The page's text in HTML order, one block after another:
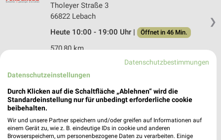
❯
Tholeyer Straße 3
66822 Lebach
Heute 10:00 - 19:00 Uhr |
Öffnet in 46 Min.
570,80 km
Matratzen Concord Lebach
Heeresstraße 10
66822 Lebach
571,84 km
Datenschutzbestimmungen
Datenschutzeinstellungen
Durch Klicken auf die Schaltfläche „Ablehnen“ wird die
Standardeinstellung nur für unbedingt erforderliche cookie
beibehalten.
Wir und unsere Partner speichern und/oder greifen auf Informationen auf
einem Gerät zu, wie z. B. eindeutige IDs in cookie und anderen
Browserspeichern, um personenbezogene Daten zu verarbeiten. Einige